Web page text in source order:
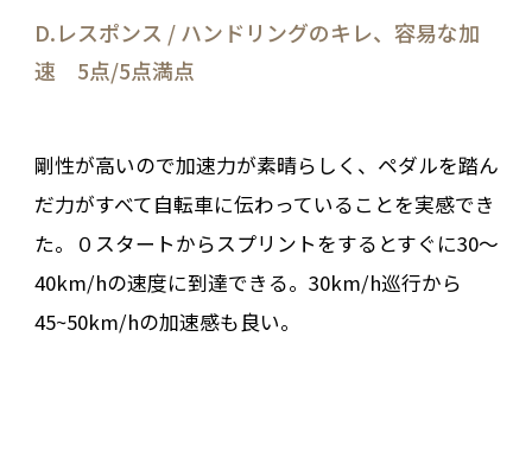
D.レスポンス / ハンドリングのキレ、容易な加
速 5点/5点満点
剛性が高いので加速力が素晴らしく、ペダルを踏ん
だ力がすべて自転車に伝わっていることを実感でき
た。０スタートからスプリントをするとすぐに30～
40km/hの速度に到達できる。30km/h巡行から
45~50km/hの加速感も良い。